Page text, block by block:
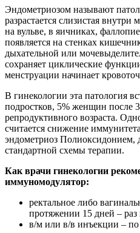
Эндометриозом называют
разрастается слизистая
на вульве, в яичниках,
появляется на стенках
дыхательной или
сохраняет циклические
менструации начинает
В гинекологии эта патология
подростков, 5% женщин после
репродуктивного возраста.
считается снижение
эндометриоз Полиоксидонием,
стандартной схемы терапии.
Как врачи гинекологии
иммуномодулятор:
ректальное либо
протяжении 15 дней – раз
в/м или в/в инъекции – по